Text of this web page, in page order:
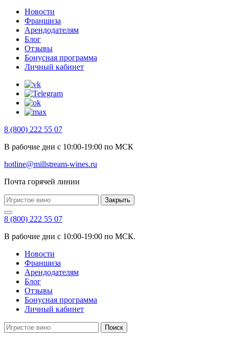
Новости
Франшиза
Арендодателям
Блог
Отзывы
Бонусная программа
Личный кабинет
8 (800) 222 55 07
В рабочие дни с 10:00-19:00 по МСК
hotline@millstream-wines.ru
Почта горячей линии
Закрыть
8 (800) 222 55 07
В рабочие дни с 10:00-19:00 по МСК.
Новости
Франшиза
Арендодателям
Блог
Отзывы
Бонусная программа
Личный кабинет
Поиск